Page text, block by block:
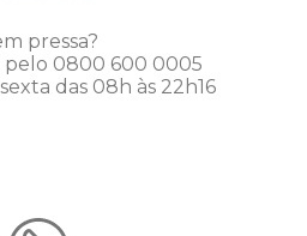
pressa?
pelo 0800 600 0005
das 08h às 22h16